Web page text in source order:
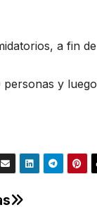
a fin de
y luego